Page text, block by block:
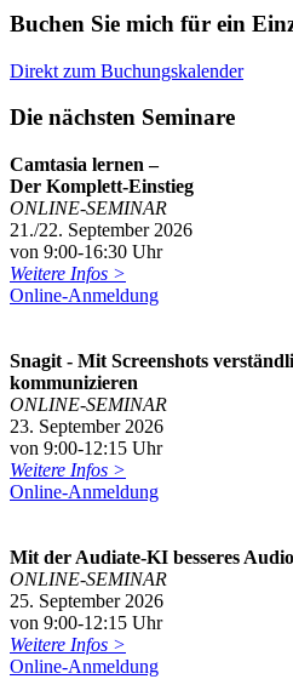
Buchen Sie mich für ein
Direkt zum Buchungskalender
Die nächsten Seminare
Camtasia lernen –
Der Komplett-Einstieg
ONLINE-SEMINAR
21./22. September 2026
von 9:00-16:30 Uhr
Weitere Infos >
Online-Anmeldung
Snagit - Mit Screenshots
kommunizieren
ONLINE-SEMINAR
23. September 2026
von 9:00-12:15 Uhr
Weitere Infos >
Online-Anmeldung
Mit der Audiate-KI besseres
ONLINE-SEMINAR
25. September 2026
von 9:00-12:15 Uhr
Weitere Infos >
Online-Anmeldung